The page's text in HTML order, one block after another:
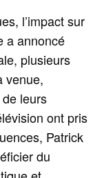
l’impact sur
a annoncé
plusieurs
venue,
leurs
ont pris
Patrick
du